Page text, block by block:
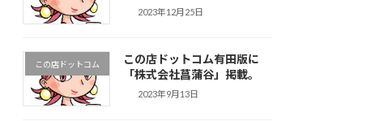
2023年12月25日
この店ドットコム
この店ドットコム有田版に
「株式会社菖蒲谷」掲載。
2023年9月13日